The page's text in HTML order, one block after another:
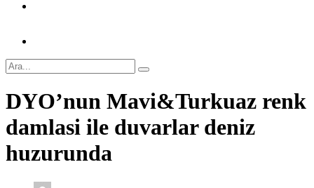
DYO’nun Mavi&Turkuaz renk
damlasi ile duvarlar deniz
huzurunda